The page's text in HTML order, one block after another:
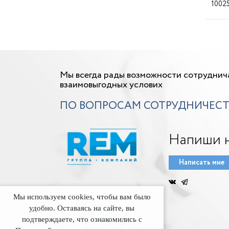
Мы всегда рады возможности
взаимовыгодных услових
ПО ВОПРОСАМ
Напиши
Написать мне
Мы используем cookies, чтобы вам было
удобно. Оставаясь на сайте, вы
подтверждаете, что ознакомились с